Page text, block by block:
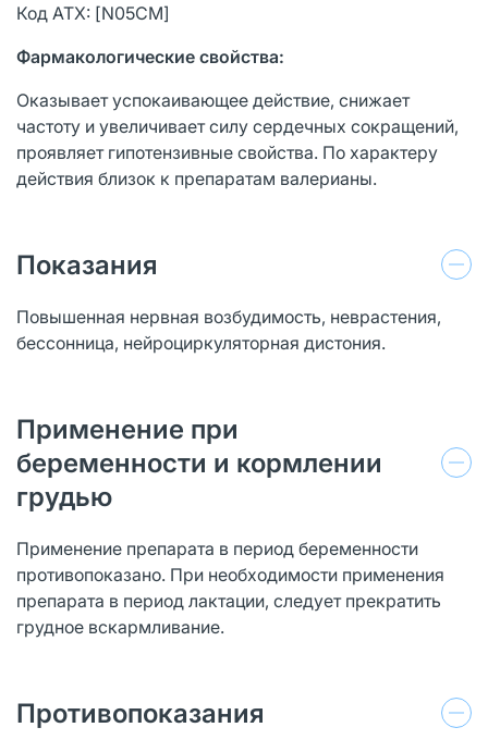
Код АТХ: [N05CM]
Фармакологические свойства:
Оказывает успокаивающее действие, снижает
частоту и увеличивает силу сердечных сокращений,
проявляет гипотензивные свойства. По характеру
действия близок к препаратам валерианы.
Показания
Повышенная нервная возбудимость, неврастения,
бессонница, нейроциркуляторная дистония.
Применение при
беременности и кормлении
грудью
Применение препарата в период беременности
противопоказано. При необходимости применения
препарата в период лактации, следует прекратить
грудное вскармливание.
Противопоказания